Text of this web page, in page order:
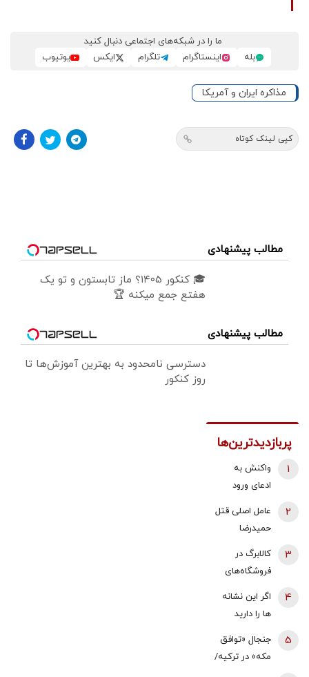
ما را در شبکه‌های اجتماعی دنبال کنید
بله
اینستاگرام تلگرام ایکس یوتیوب
مذاکره ایران و آمریکا
کپی لینک کوتاه
مطالب پیشنهادی
🎓 کنکور ۱۴۰5؟ ماز تابستون و تو یک
هفتع جمع میکنه 🏆
مطالب پیشنهادی
دسترسی نامحدود به بهترین آموزش‌ها تا
روز کنکور
پربازدیدترین‌ها
واکنش به
ادعای ورود
دقیقه قبل از
حمله به بیت
رهبری/ رییس
سازمان
محض است/
اگر چنین
1
عامل اصلی قتل
حمیدرضا
رجب‌زاده
دستگیر شد
2
کالابرگ در
فروشگاه‌های
بزرگ هم قطع
شد
3
اگر این نشانه
ها را دارید
سریع‌تر از
سنتان پیر
4
جنجال «توافق
مکه» در ترکیه/
5